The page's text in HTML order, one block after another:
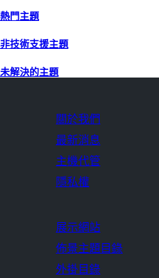
熱門主題
非技術支援主題
未解決的主題
關於我們
最新消息
主機代管
隱私權
展示網站
佈景主題目錄
外掛目錄